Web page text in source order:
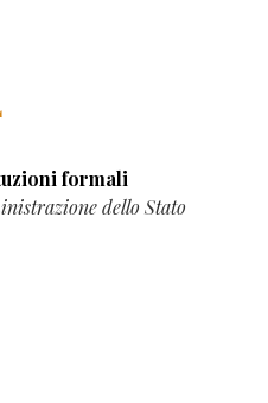
formali
dello Stato